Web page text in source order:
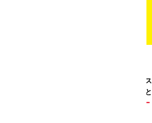
。ガソリンス
タンドや整備工場の既存インフラを活用すること
リー